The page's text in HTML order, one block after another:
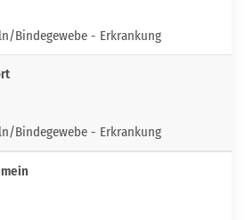
Bindegewebe - Erkrankung
Bindegewebe - Erkrankung